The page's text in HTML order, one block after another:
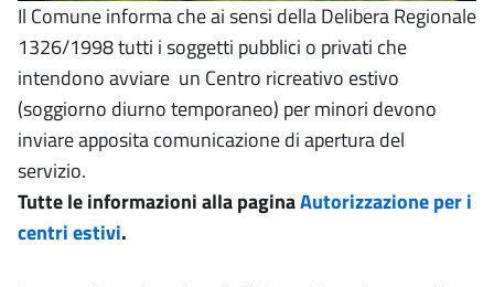
Il Comune informa che ai sensi della Delibera Regionale
1326/1998 tutti i soggetti pubblici o privati che
intendono avviare un Centro ricreativo estivo
(soggiorno diurno temporaneo) per minori devono
inviare apposita comunicazione di apertura del
servizio.
Tutte le informazioni alla paginaAutorizzazione per i
centri estivi.